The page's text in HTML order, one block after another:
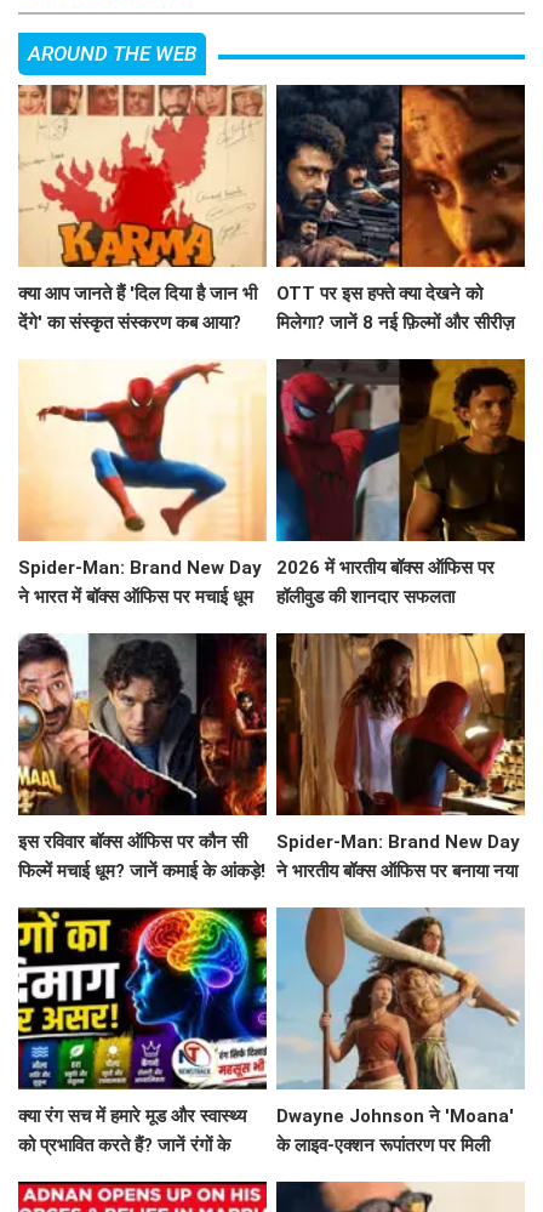
AROUND THE WEB
क्या आप जानते हैं 'दिल दिया है जान भी
देंगे' का संस्कृत संस्करण कब आया?
OTT पर इस हफ्ते क्या देखने को
मिलेगा? जानें 8 नई फ़िल्मों और सीरीज़
Spider-Man: Brand New Day
ने भारत में बॉक्स ऑफिस पर मचाई धूम
2026 में भारतीय बॉक्स ऑफिस पर
हॉलीवुड की शानदार सफलता
इस रविवार बॉक्स ऑफिस पर कौन सी
फिल्में मचाई धूम? जानें कमाई के आंकड़े!
Spider-Man: Brand New Day
ने भारतीय बॉक्स ऑफिस पर बनाया नया
क्या रंग सच में हमारे मूड और स्वास्थ्य
को प्रभावित करते हैं? जानें रंगों के
Dwayne Johnson ने 'Moana'
के लाइव-एक्शन रूपांतरण पर मिली